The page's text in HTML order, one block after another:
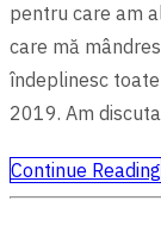
pentru care am
care mă
îndeplinesc
2019. Am
Continue Reading